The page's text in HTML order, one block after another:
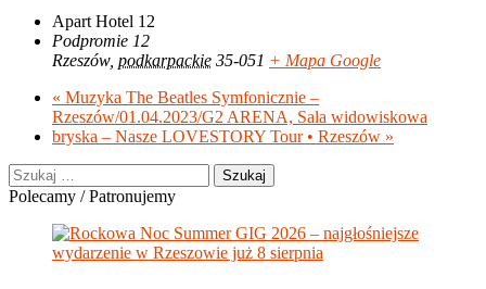
Apart Hotel 12
Podpromie 12
Rzeszów, podkarpackie 35-051 + Mapa Google
« Muzyka The Beatles Symfonicznie –
Rzeszów/01.04.2023/G2 ARENA, Sala widowiskowa
bryska – Nasze LOVESTORY Tour • Rzeszów »
Szukaj:
Polecamy / Patronujemy